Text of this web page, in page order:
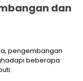
dan
pengembangan
beberapa